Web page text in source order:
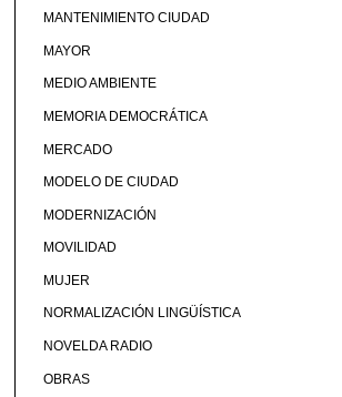
MANTENIMIENTO CIUDAD
MAYOR
MEDIO AMBIENTE
MEMORIA DEMOCRÁTICA
MERCADO
MODELO DE CIUDAD
MODERNIZACIÓN
MOVILIDAD
MUJER
NORMALIZACIÓN LINGÜÍSTICA
NOVELDA RADIO
OBRAS